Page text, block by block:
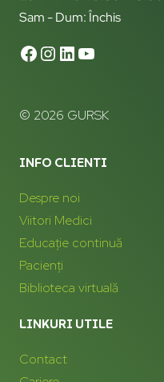
Sam - Dum: Închis
© 2026 GURSK
INFO CLIENTI
Despre noi
Viitori Medici
Educație continuă
Pacienți
Biblioteca virtuală
LINKURI UTILE
Contact